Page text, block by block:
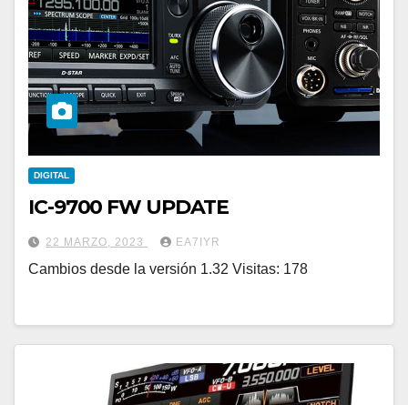
DIGITAL
IC-9700 FW UPDATE
22 MARZO, 2023 EA7IYR
Cambios desde la versión 1.32 Visitas: 178